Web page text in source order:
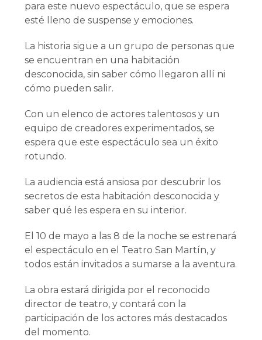
para este nuevo espectáculo, que se espera
esté lleno de suspense y emociones.
La historia sigue a un grupo de personas que
se encuentran en una habitación
desconocida, sin saber cómo llegaron allí ni
cómo pueden salir.
Con un elenco de actores talentosos y un
equipo de creadores experimentados, se
espera que este espectáculo sea un éxito
rotundo.
La audiencia está ansiosa por descubrir los
secretos de esta habitación desconocida y
saber qué les espera en su interior.
El 10 de mayo a las 8 de la noche se estrenará
el espectáculo en el Teatro San Martín, y
todos están invitados a sumarse a la aventura.
La obra estará dirigida por el reconocido
director de teatro, y contará con la
participación de los actores más destacados
del momento.